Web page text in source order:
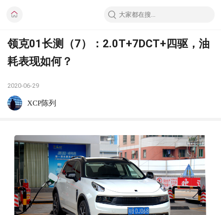
领克01长测（7）：2.0T+7DCT+四驱，油
耗表现如何？
2020-06-29
XCP陈列